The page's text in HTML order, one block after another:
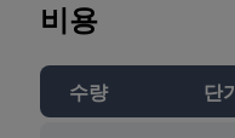
비용
수량 단